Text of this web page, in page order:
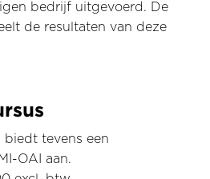
bedrijf uitgevoerd. De
de resultaten van deze
biedt tevens een
OAI aan.